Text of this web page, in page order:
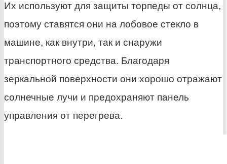
Их используют для защиты торпеды от солнца,
поэтому ставятся они на лобовое стекло в
машине, как внутри, так и снаружи
транспортного средства. Благодаря
зеркальной поверхности они хорошо отражают
солнечные лучи и предохраняют панель
управления от перегрева.